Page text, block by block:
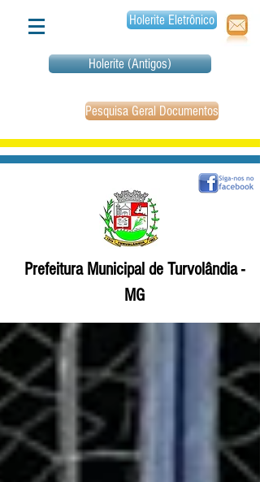
Holerite Eletrônico
Holerite (Antigos)
Pesquisa Geral Documentos
Prefeitura Municipal de Turvolândia -
MG